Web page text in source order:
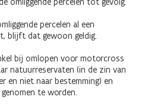
percelen al een
blijft dat gewoon geldig.
bij omlopen voor motorcross
natuurreservaten (in de zin van
en niet naar bestemming) en
te worden.